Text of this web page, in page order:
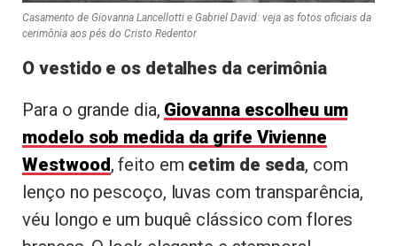
Casamento de Giovanna Lancellotti e Gabriel David: veja as fotos oficiais da
cerimônia aos pés do Cristo Redentor
O vestido e os detalhes da cerimônia
Para o grande dia, Giovanna escolheu um
modelo sob medida da grife Vivienne
Westwood, feito em cetim de seda, com
lenço no pescoço, luvas com transparência,
véu longo e um buquê clássico com flores